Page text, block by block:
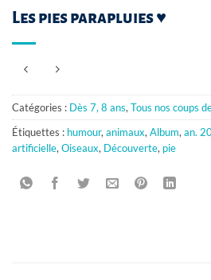
Les pies parapluies ♥
Catégories : Dès 7, 8 ans,Tous nos coups
Étiquettes : humour,animaux,Album,an.
artificielle,Oiseaux, Découverte, pie